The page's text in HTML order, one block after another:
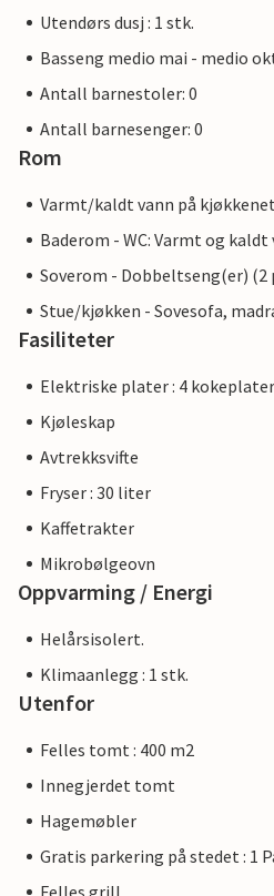
Utendørs dusj : 1 stk.
Basseng medio mai - medio
Antall barnestoler: 0
Antall barnesenger: 0
Rom
Varmt/kaldt vann på
Baderom - WC: Varmt og kaldt
Soverom - Dobbeltseng(er) (2
Stue/kjøkken - Sovesofa,
Fasiliteter
Elektriske plater : 4 kokeplater
Kjøleskap
Avtrekksvifte
Fryser : 30 liter
Kaffetrakter
Mikrobølgeovn
Oppvarming / Energi
Helårsisolert.
Klimaanlegg : 1 stk.
Utenfor
Felles tomt : 400 m2
Innegjerdet tomt
Hagemøbler
Gratis parkering på stedet : 1